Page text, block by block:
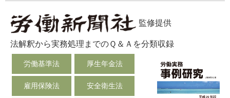
監修提供
法解釈から実務処理までのＱ＆Ａを分類収録
労働基準法 厚生年金法
雇用保険法 安全衛生法